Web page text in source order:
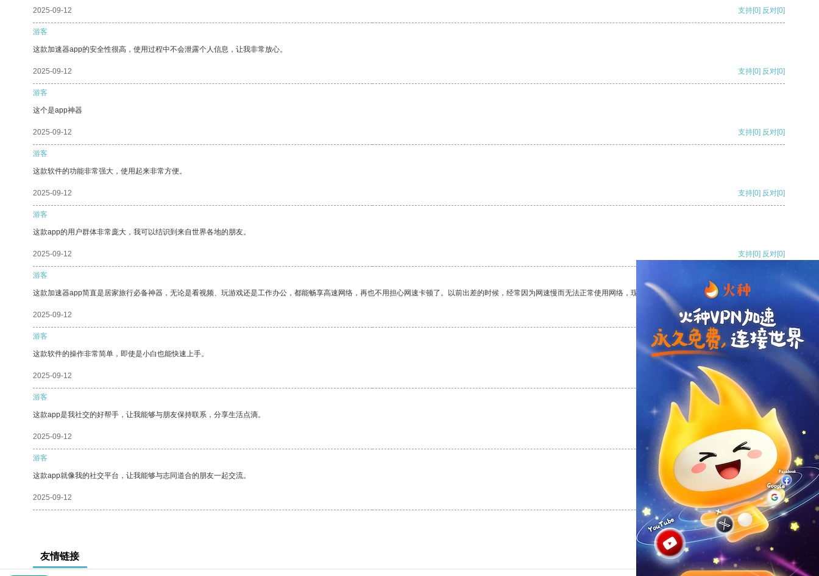
2025-09-12 支持[0] 反对[0]
游客
这款加速器app的安全性很高，使用过程中不会泄露个人信息，让我非常放心。
2025-09-12 支持[0] 反对[0]
游客
这个是app神器
2025-09-12 支持[0] 反对[0]
游客
这款软件的功能非常强大，使用起来非常方便。
2025-09-12 支持[0] 反对[0]
游客
这款app的用户群体非常庞大，我可以结识到来自世界各地的朋友。
2025-09-12 支持[0] 反对[0]
游客
这款加速器app简直是居家旅行必备神器，无论是看视频、玩游戏还是工作办公，都能畅享高速网络，再也不用担心网速卡顿了。以前出差的时候，经常因为网速慢而无法正常使用网络，现在有了这个app，我再也不用担心了。
2025-09-12 支持[0] 反对
游客
这款软件的操作非常简单，即使是小白也能快速上手。
2025-09-12 支持
游客
这款app是我社交的好帮手，让我能够与朋友保持联系，分享生活点滴。
2025-09-12 反对 [0]
游客
这款app就像我的社交平台，让我能够与志同道合的朋友一起交流。
2025-09-12 支持[0] 反对[0]
友情链接